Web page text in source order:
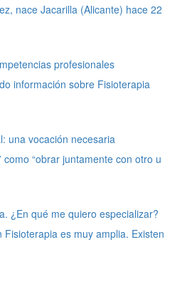
nace Jacarilla (Alicante) hace 22
profesionales
información sobre Fisioterapia
una vocación necesaria
como “obrar juntamente con otro u
¿En qué me quiero especializar?
es muy amplia. Existen